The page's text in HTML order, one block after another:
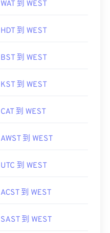
WAT 到 WEST
HDT 到 WEST
BST 到 WEST
KST 到 WEST
CAT 到 WEST
AWST 到 WEST
UTC 到 WEST
ACST 到 WEST
SAST 到 WEST